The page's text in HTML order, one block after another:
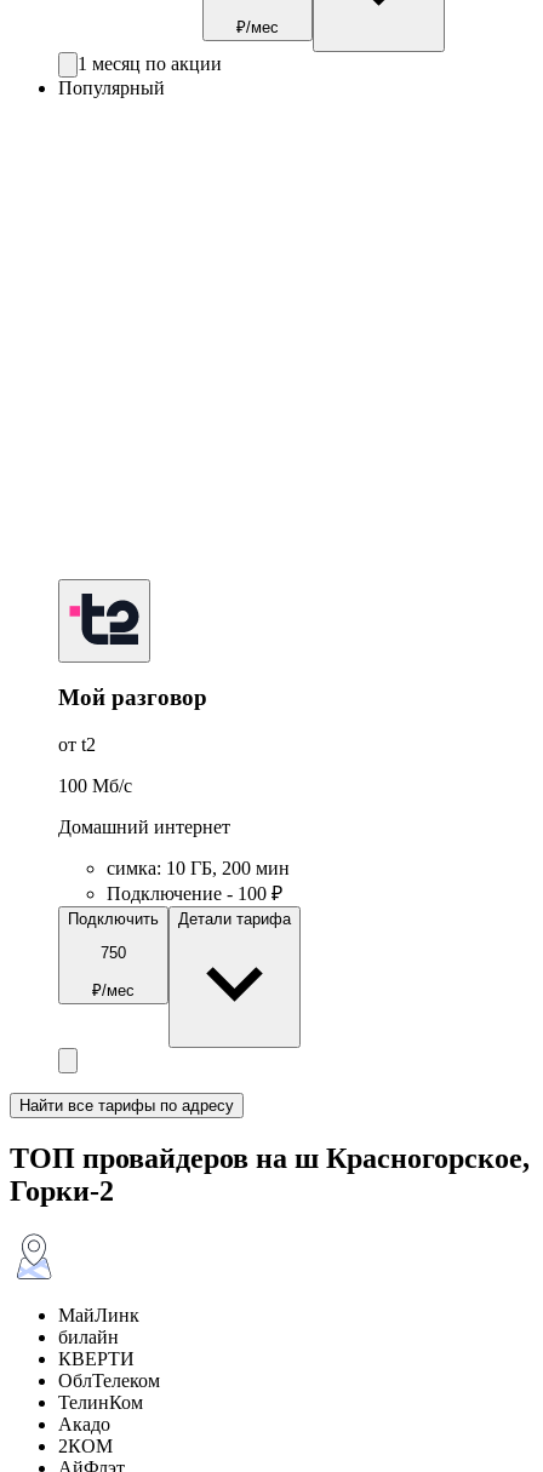
₽/мес
1 месяц по акции
Популярный
Мой разговор
от t2
100 Мб/c
Домашний интернет
симка: 10 ГБ, 200 мин
Подключение - 100 ₽
Подключить
750
₽/мес
Детали тарифа
Найти все тарифы по адресу
ТОП провайдеров на ш Красногорское,
Горки-2
МайЛинк
билайн
КВЕРТИ
ОблТелеком
ТелинКом
Акадо
2КОМ
АйФлэт